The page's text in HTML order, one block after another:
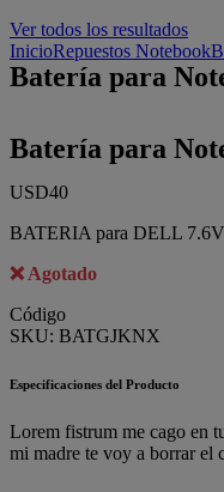
Ver todos los resultados
InicioRepuestos Notebook
Batería para
Batería para
USD40
BATERIA para DELL
Agotado
Código
SKU: BATGJKNX
Especificaciones del Producto
Lorem fistrum me cago en
mi madre te voy a borrar el